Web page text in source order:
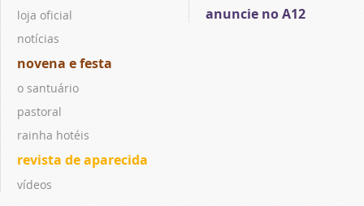
loja oficial
notícias
novena e festa
o santuário
pastoral
rainha hotéis
revista de aparecida
vídeos
anuncie no A12